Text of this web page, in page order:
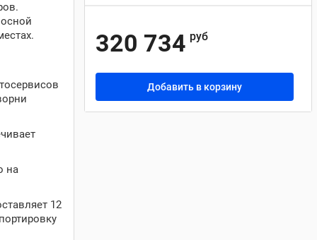
на
12
320 734 руб
Добавить в корзину